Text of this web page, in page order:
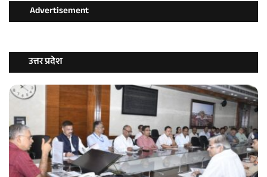
Advertisement
उत्तर प्रदेश